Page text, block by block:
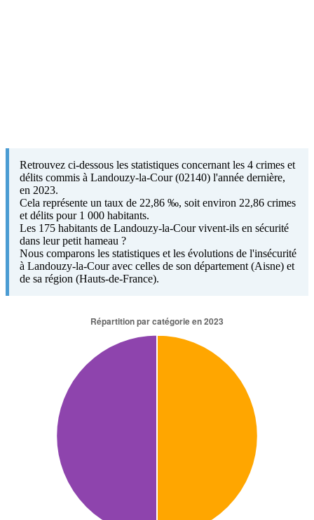
Retrouvez ci-dessous les statistiques concernant les 4 crimes et
délits commis à Landouzy-la-Cour (02140) l'année dernière,
en 2023.
Cela représente un taux de 22,86 ‰, soit environ 22,86 crimes
et délits pour 1 000 habitants.
Les 175 habitants de Landouzy-la-Cour vivent-ils en sécurité
dans leur petit hameau ?
Nous comparons les statistiques et les évolutions de l'insécurité
à Landouzy-la-Cour avec celles de son département (Aisne) et
de sa région (Hauts-de-France).